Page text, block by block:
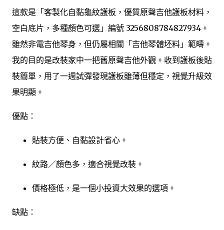
這款是「客製化自黏龜紋護板，優質原聲吉他護板材料，
空白底片，多種顏色可選」編號 3256808784827934。
雖然非電吉他琴身，但仍屬相關「吉他琴體坯料」範疇。
我的目的是改裝家中一把舊原聲吉他外觀。收到護板後貼
裝簡單，用了一週試彈發現護板雖薄但穩定，視覺升級效
果明顯。
優點：
貼裝方便、自黏設計省心。
紋路／顏色多，適合視覺改裝。
價格極低，是一個小投資大效果的選項。
缺點：